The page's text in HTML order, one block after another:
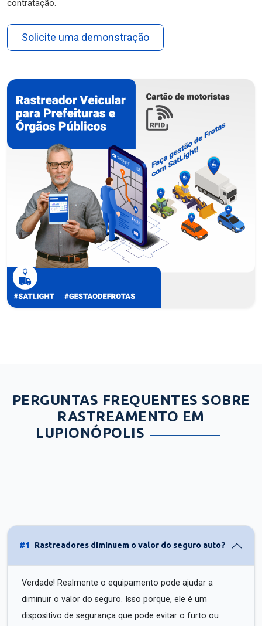
contratação.
Solicite uma demonstração
PERGUNTAS FREQUENTES SOBRE
RASTREAMENTO EM
LUPIONÓPOLIS
#1 Rastreadores diminuem o valor do seguro auto?
Verdade! Realmente o equipamento pode ajudar a
diminuir o valor do seguro. Isso porque, ele é um
dispositivo de segurança que pode evitar o furto ou